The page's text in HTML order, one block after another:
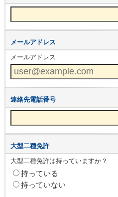
メールアドレス
メールアドレス
連絡先電話番号
大型二種免許
大型二種免許は持っていますか？
持っている
持っていない